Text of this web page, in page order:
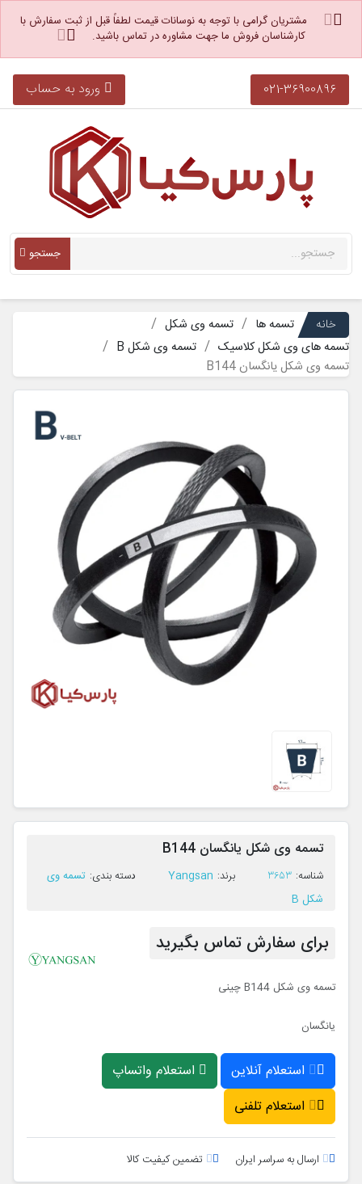
مشتریان گرامی با توجه به نوسانات قیمت لطفاً قبل از ثبت سفارش با
کارشناسان فروش ما جهت مشاوره در تماس باشید.
021-36900896 ورود به حساب
جستجو
خانه تسمه ها
تسمه وی شکل
تسمه های وی شکل کلاسیک
تسمه وی شکل B
تسمه وی شکل یانگسان B144
تسمه وی شکل یانگسان B144
ﺷﻨﺎﺳﻪ: 3653 ﺑﺮﻧﺪ: Yangsan ﺩﺳﺘﻪ ﺑﻨﺪی: تسمه وی
شکل B
برای سفارش تماس بگیرید
تسمه وی شکل B144 چینی
یانگسان
استعلام آنلاین
استعلام واتساپ
استعلام تلفنی
ارسال به سراسر ایران تضمین کیفیت کالا